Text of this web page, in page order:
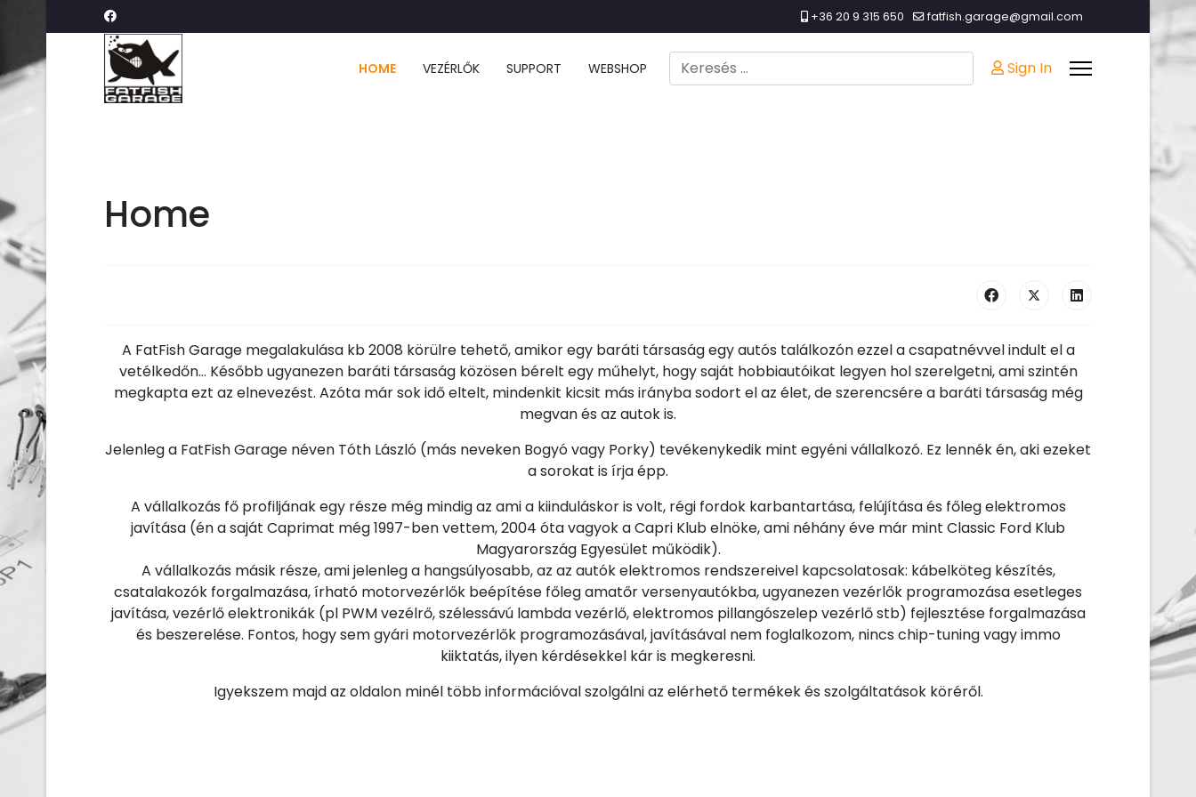
+36 20 9 315 650 fatfish.garage@gmail.com
HOME VEZÉRLŐK SUPPORT WEBSHOP
Keresés
Sign In
Home
A FatFish Garage megalakulása kb 2008 körülre tehető, amikor egy baráti társaság egy autós találkozón ezzel a csapatnévvel indult el a
vetélkedőn... Később ugyanezen baráti társaság közösen bérelt egy műhelyt, hogy saját hobbiautóikat legyen hol szerelgetni, ami szintén
megkapta ezt az elnevezést. Azóta már sok idő eltelt, mindenkit kicsit más irányba sodort el az élet, de szerencsére a baráti társaság még
megvan és az autok is.
Jelenleg a FatFish Garage néven Tóth László (más neveken Bogyó vagy Porky) tevékenykedik mint egyéni vállalkozó. Ez lennék én, aki ezeket
a sorokat is írja épp.
A vállalkozás fő profiljának egy része még mindig az ami a kiinduláskor is volt, régi fordok karbantartása, felújítása és főleg elektromos
javítása (én a saját Caprimat még 1997-ben vettem, 2004 óta vagyok a Capri Klub elnöke, ami néhány éve már mint Classic Ford Klub
Magyarország Egyesület működik).
A vállalkozás másik része, ami jelenleg a hangsúlyosabb, az az autók elektromos rendszereivel kapcsolatosak: kábelköteg készítés,
csatalakozók forgalmazása, írható motorvezérlők beépítése főleg amatőr versenyautókba, ugyanezen vezérlők programozása esetleges
javítása, vezérlő elektronikák (pl PWM vezélrő, szélessávú lambda vezérlő, elektromos pillangószelep vezérlő stb) fejlesztése forgalmazása
és beszerelése. Fontos, hogy sem gyári motorvezérlők programozásával, javításával nem foglalkozom, nincs chip-tuning vagy immo
kiiktatás, ilyen kérdésekkel kár is megkeresni.
Igyekszem majd az oldalon minél több információval szolgálni az elérhető termékek és szolgáltatások köréről.